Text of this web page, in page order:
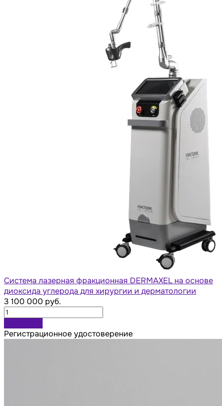
Система лазерная фракционная DERMAXEL на основе
диоксида углерода для хирургии и дерматологии
3 100 000 руб.
Регистрационное удостоверение